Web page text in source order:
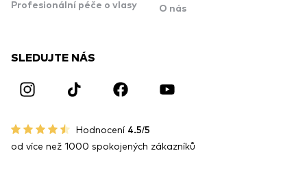
Profesionální péče o vlasy O nás
SLEDUJTE NÁS
Hodnocení 4.5/5
od více než 1000 spokojených zákazníků